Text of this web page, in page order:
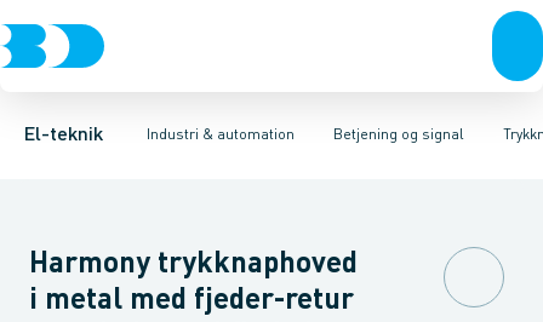
El-teknik Industri & automation
Afbrydere, stikkontakter & lampeudtagForgreningsmateriel
Betjening og signal
Industristiksystemer Frekvensomformere og softstartere
TrykknaphovedLystårn element, optiskTilslutningsmodul
Harmony trykknaphoved
i metal med fjeder-retur